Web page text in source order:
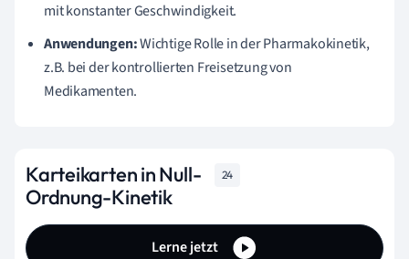
mit konstanter Geschwindigkeit.
Anwendungen:Wichtige Rolle in der Pharmakokinetik,
z.B. bei der kontrollierten Freisetzung von
Medikamenten.
Karteikarten in Null-
Ordnung-Kinetik
24
Lerne jetzt